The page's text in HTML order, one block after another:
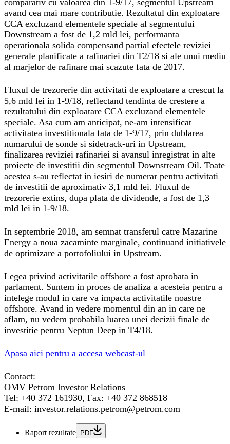
comparativ cu valoarea din 1-9/17, segmentul Upstream
avand cea mai mare contributie. Rezultatul din exploatare
CCA excluzand elementele speciale al segmentului
Downstream a fost de 1,2 mld lei, performanta
operationala solida compensand partial efectele reviziei
generale planificate a rafinariei din T2/18 si ale unui mediu
al marjelor de rafinare mai scazute fata de 2017.
Fluxul de trezorerie din activitati de exploatare a crescut la
5,6 mld lei in 1-9/18, reflectand tendinta de crestere a
rezultatului din exploatare CCA excluzand elementele
speciale. Asa cum am anticipat, ne-am intensificat
activitatea investitionala fata de 1-9/17, prin dublarea
numarului de sonde si sidetrack-uri in Upstream,
finalizarea reviziei rafinariei si avansul inregistrat in alte
proiecte de investitii din segmentul Downstream Oil. Toate
acestea s-au reflectat in iesiri de numerar pentru activitati
de investitii de aproximativ 3,1 mld lei. Fluxul de
trezorerie extins, dupa plata de dividende, a fost de 1,3
mld lei in 1-9/18.
In septembrie 2018, am semnat transferul catre Mazarine
Energy a noua zacaminte marginale, continuand initiativele
de optimizare a portofoliului in Upstream.
Legea privind activitatile offshore a fost aprobata in
parlament. Suntem in proces de analiza a acesteia pentru a
intelege modul in care va impacta activitatile noastre
offshore. Avand in vedere momentul din an in care ne
aflam, nu vedem probabila luarea unei decizii finale de
investitie pentru Neptun Deep in T4/18.
Apasa aici pentru a accesa webcast-ul
Contact:
OMV Petrom Investor Relations
Tel: +40 372 161930, Fax: +40 372 868518
E-mail: investor.relations.petrom@petrom.com
Raport rezultate PDF